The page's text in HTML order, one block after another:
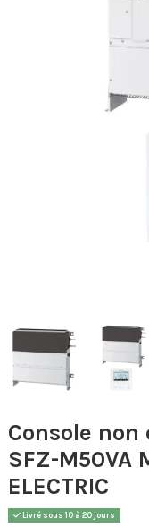
Console non
SFZ-M50VA
ELECTRIC
Livré sous 10 à 20 jours